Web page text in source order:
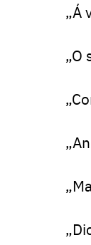
„Á
„O